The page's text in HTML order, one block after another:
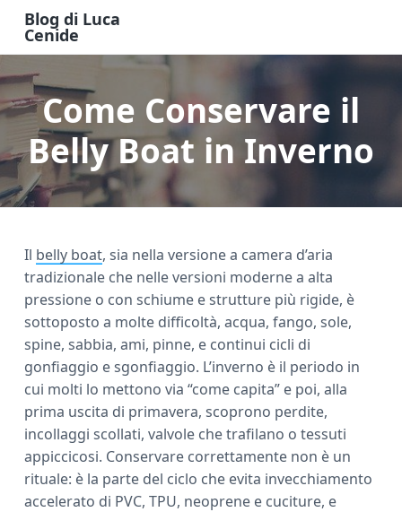
i
p
t
o
a
i
n
i
p
t
o
r
i
m
i
p
t
o
o
o
t
Blog di Luca
Cenide
o
g
d
i
u
c
a
e
n
i
Come Conservare il
Belly Boat in Inverno
Il belly boat, sia nella versione a camera d’aria
tradizionale che nelle versioni moderne a alta
pressione o con schiume e strutture più rigide, è
sottoposto a molte difficoltà, acqua, fango, sole,
spine, sabbia, ami, pinne, e continui cicli di
gonfiaggio e sgonfiaggio. L’inverno è il periodo in
cui molti lo mettono via “come capita” e poi, alla
prima uscita di primavera, scoprono perdite,
incollaggi scollati, valvole che trafilano o tessuti
appiccicosi. Conservare correttamente non è un
rituale: è la parte del ciclo che evita invecchiamento
accelerato di PVC, TPU, neoprene e cuciture, e